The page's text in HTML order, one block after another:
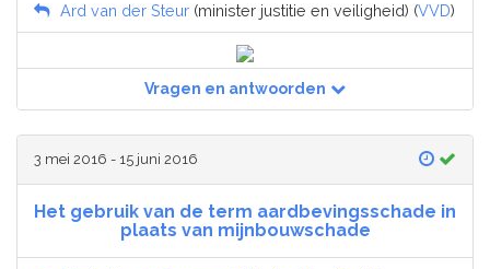
Ard van der Steur (minister justitie en veiligheid) (VVD)
Vragen en antwoorden
3 mei 2016 - 15 juni 2016
Het gebruik van de term aardbevingsschade in
plaats van mijnbouwschade